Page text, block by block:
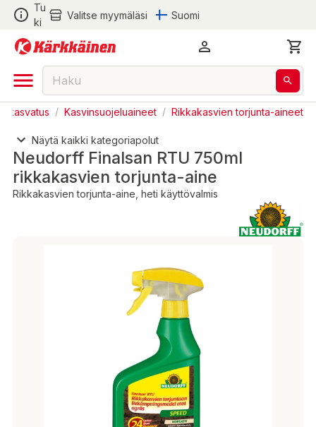
Tu
ki
Valitse myymäläsi Suomi
kasvatus / Kasvinsuojeluaineet / Rikkakasvien torjunta-aineet
Näytä kaikki kategoriapolut
Neudorff Finalsan RTU 750ml
rikkakasvien torjunta-aine
Rikkakasvien torjunta-aine, heti käyttövalmis